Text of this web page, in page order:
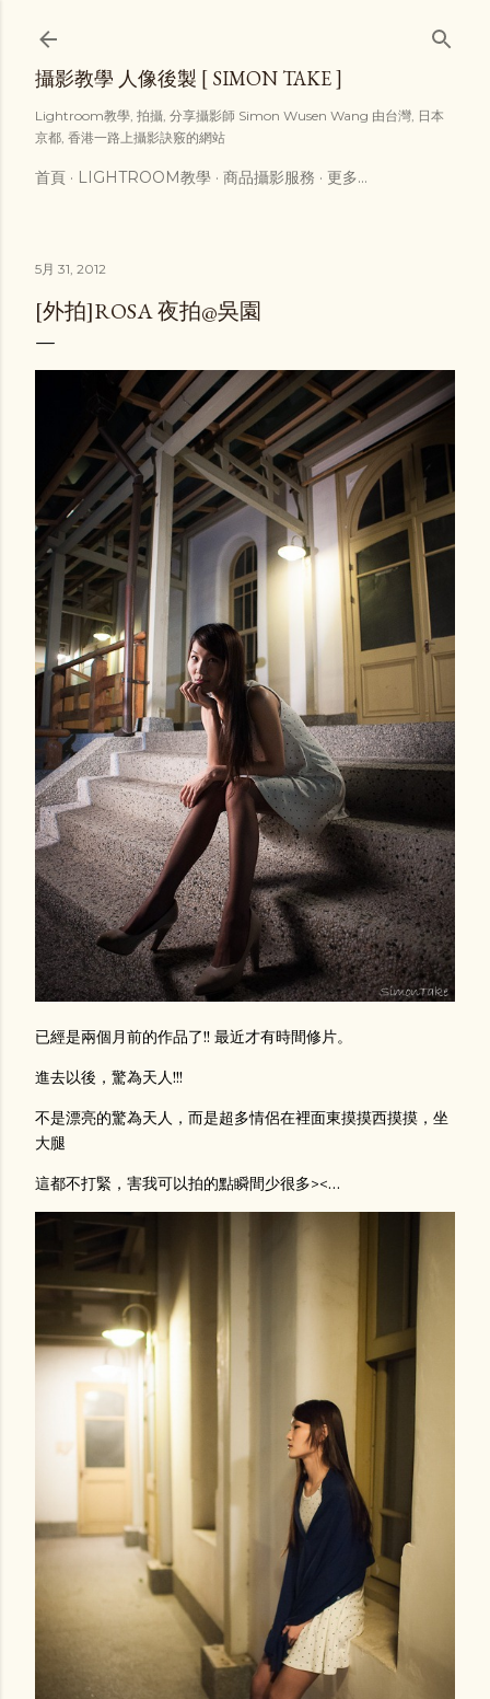
攝影教學 人像後製 [ SIMON TAKE ]
Lightroom教學, 拍攝, 分享攝影師 Simon Wusen Wang 由台灣, 日本
京都, 香港一路上攝影訣竅的網站
首頁 LIGHTROOM教學 商品攝影服務 更多…
5月 31, 2012
[外拍]ROSA 夜拍@吳園
已經是兩個月前的作品了!! 最近才有時間修片。
進去以後，驚為天人!!!
不是漂亮的驚為天人，而是超多情侶在裡面東摸摸西摸摸，坐
大腿
這都不打緊，害我可以拍的點瞬間少很多><…